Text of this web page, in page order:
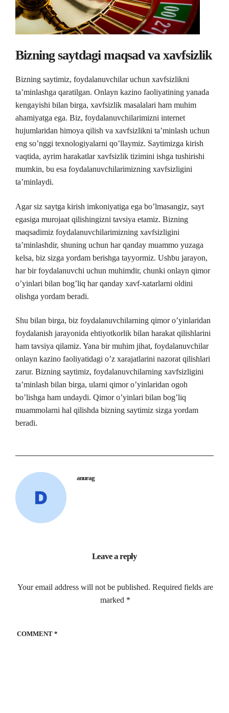
Bizning saytdagi maqsad va xavfsizlik
Bizning saytimiz, foydalanuvchilar uchun xavfsizlikni
ta’minlashga qaratilgan. Onlayn kazino faoliyatining yanada
kengayishi bilan birga, xavfsizlik masalalari ham muhim
ahamiyatga ega. Biz, foydalanuvchilarimizni internet
hujumlaridan himoya qilish va xavfsizlikni ta’minlash uchun
eng so’nggi texnologiyalarni qo’llaymiz. Saytimizga kirish
vaqtida, ayrim harakatlar xavfsizlik tizimini ishga tushirishi
mumkin, bu esa foydalanuvchilarimizning xavfsizligini
ta’minlaydi.
Agar siz saytga kirish imkoniyatiga ega bo’lmasangiz, sayt
egasiga murojaat qilishingizni tavsiya etamiz. Bizning
maqsadimiz foydalanuvchilarimizning xavfsizligini
ta’minlashdir, shuning uchun har qanday muammo yuzaga
kelsa, biz sizga yordam berishga tayyormiz. Ushbu jarayon,
har bir foydalanuvchi uchun muhimdir, chunki onlayn qimor
o’yinlari bilan bog’liq har qanday xavf-xatarlarni oldini
olishga yordam beradi.
Shu bilan birga, biz foydalanuvchilarning qimor o’yinlaridan
foydalanish jarayonida ehtiyotkorlik bilan harakat qilishlarini
ham tavsiya qilamiz. Yana bir muhim jihat, foydalanuvchilar
onlayn kazino faoliyatidagi o’z xarajatlarini nazorat qilishlari
zarur. Bizning saytimiz, foydalanuvchilarning xavfsizligini
ta’minlash bilan birga, ularni qimor o’yinlaridan ogoh
bo’lishga ham undaydi. Qimor o’yinlari bilan bog’liq
muammolarni hal qilishda bizning saytimiz sizga yordam
beradi.
anurag
Leave a reply
Your email address will not be published. Required fields are
marked *
COMMENT *